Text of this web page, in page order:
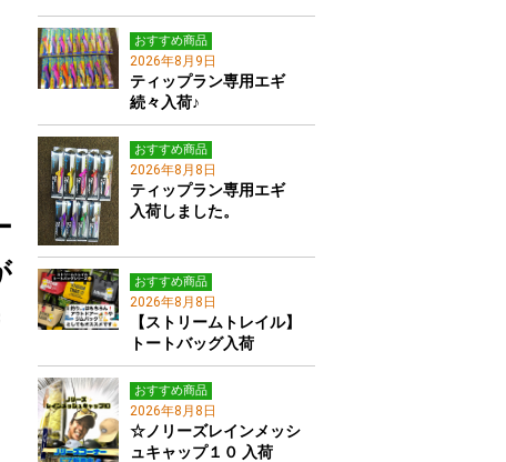
おすすめ商品
2026年8月9日
ティップラン専用エギ
続々入荷♪
おすすめ商品
2026年8月8日
ティップラン専用エギ
入荷しました。
おすすめ商品
2026年8月8日
【ストリームトレイル】
トートバッグ入荷
おすすめ商品
2026年8月8日
☆ノリーズレインメッシ
ュキャップ１０ 入荷